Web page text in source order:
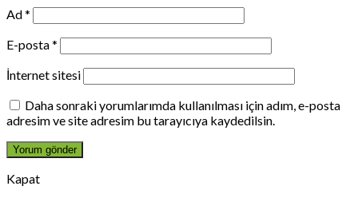
Ad*
E-posta*
İnternet sitesi
Daha sonraki yorumlarımda kullanılması için adım, e-posta
adresim ve site adresim bu tarayıcıya kaydedilsin.
Kapat